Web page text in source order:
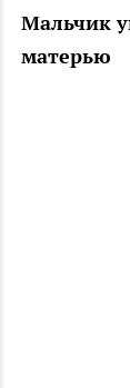
Мальчик
матерью